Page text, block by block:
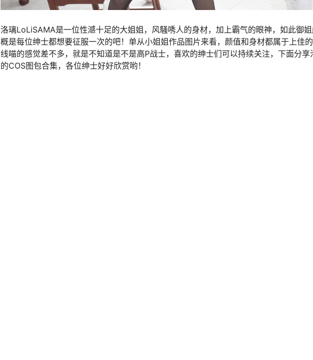
洛璃LoLiSAMA是一位性澸十足的大姐姐，风騒唀人的身材，加上霸气的眼神，如此御
概是每位绅士都想要征服一次的吧！单从小姐姐作品图片来看，颜值和身材都属于上佳
线喵的感觉差不多，就是不知道是不是高P战士，喜欢的绅士们可以持续关注，下面分
的COS图包合集，各位绅士好好欣赏哟！